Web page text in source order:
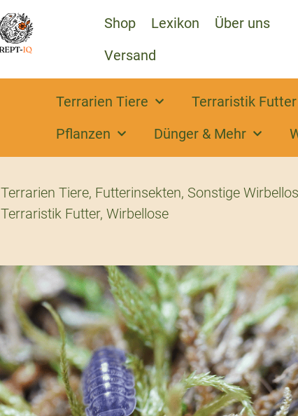
Shop Lexikon
Über uns
Versand
Terrarien Tiere Terraristik Futter
Pflanzen
Dünger & Mehr
Terrarien Tiere, Futterinsekten, Sonstige
Terraristik Futter, Wirbellose